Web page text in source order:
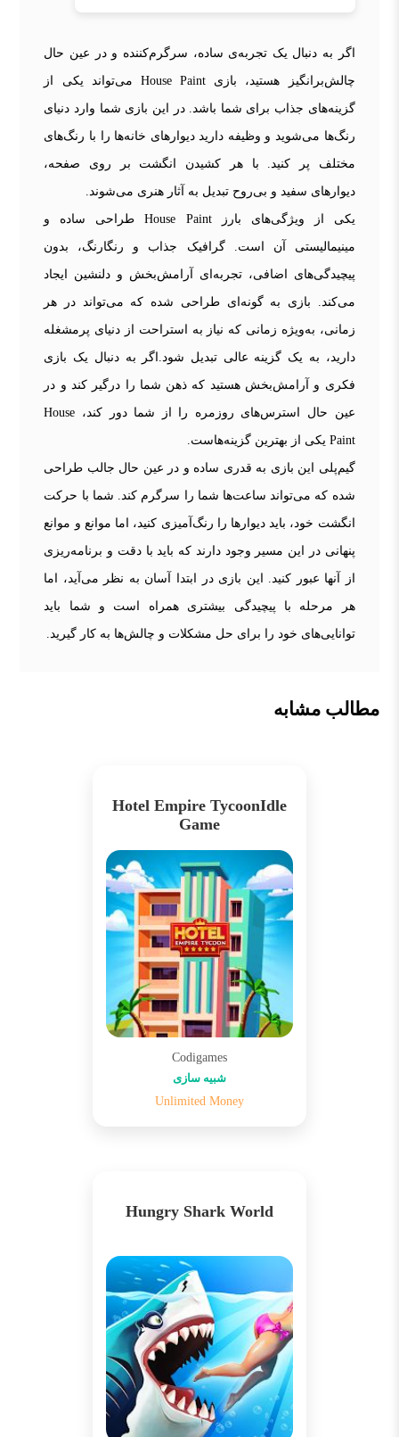
اگر به دنبال یک تجربه‌ی ساده، سرگرم‌کننده و در عین حال
چالش‌برانگیز هستید، بازی House Paint می‌تواند یکی از
گزینه‌های جذاب برای شما باشد. در این بازی شما وارد دنیای
رنگ‌ها می‌شوید و وظیفه دارید دیوارهای خانه‌ها را با رنگ‌های
مختلف پر کنید. با هر کشیدن انگشت بر روی صفحه،
دیوارهای سفید و بی‌روح تبدیل به آثار هنری می‌شوند.
یکی از ویژگی‌های بارز House Paint طراحی ساده و
مینیمالیستی آن است. گرافیک جذاب و رنگارنگ، بدون
پیچیدگی‌های اضافی، تجربه‌ای آرامش‌بخش و دلنشین ایجاد
می‌کند. بازی به گونه‌ای طراحی شده که می‌تواند در هر
زمانی، به‌ویژه زمانی که نیاز به استراحت از دنیای پرمشغله
دارید، به یک گزینه عالی تبدیل شود.اگر به دنبال یک بازی
فکری و آرامش‌بخش هستید که ذهن شما را درگیر کند و در
عین حال استرس‌های روزمره را از شما دور کند، House
Paint یکی از بهترین گزینه‌هاست.
گیم‌پلی این بازی به قدری ساده و در عین حال جالب طراحی
شده که می‌تواند ساعت‌ها شما را سرگرم کند. شما با حرکت
انگشت خود، باید دیوارها را رنگ‌آمیزی کنید، اما موانع و موانع
پنهانی در این مسیر وجود دارند که باید با دقت و برنامه‌ریزی
از آنها عبور کنید. این بازی در ابتدا آسان به نظر می‌آید، اما
هر مرحله با پیچیدگی بیشتری همراه است و شما باید
توانایی‌های خود را برای حل مشکلات و چالش‌ها به کار گیرید.
مطالب مشابه
Hotel Empire TycoonIdle
Game
Codigames
شبیه سازی
Unlimited Money
Hungry Shark World